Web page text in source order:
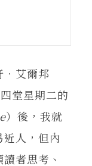
‧艾爾邦
堂星期二的
）後，我就
人，但內
者思考、